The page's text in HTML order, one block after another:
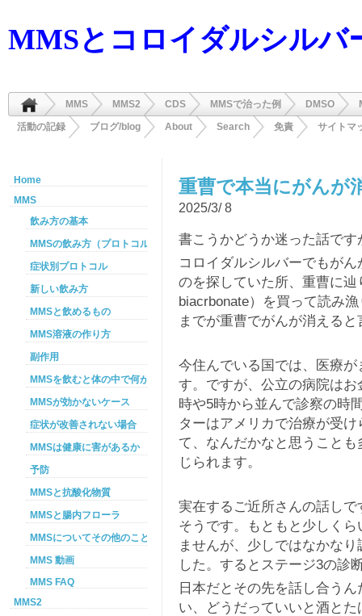
MMSとコロイダルシルバ
MMS MMS2 CDS MMSで治った例 DMSO
活動の記録
ブログ/blog About Search 免責 サイトマ
重曹で本当にがんが
2025/3/ 8
書こうかどうか迷った話で
コロイダルシルバーでもが
のを探していた所、重曹に
biacrbonate）を買って読み
までが重曹でがんが消える
今住んでいる国では、医療
す。ですが、公立の病院は
時や5時から並んで診察の時
ターはアメリカで治療が受
て、なんだかなと思うこと
じられます。
実在するご近所さんの話し
そうです。もともと少しく
ませんが、少しではなかな
した。するとステージ3の診
日本だとその先を話し合う
い、どうだっていいと酒と
Home
MMS
飲み方の基本
MMSの飲み方（プロトコル）
症状別プロトコル
新しい飲み方
MMSと飲めるもの
MMS溶液の作り方
副作用
MMSを飲むと体の中で何が起こるか
MMSが効かないケース
症状が改善されない場合
MMSは健康に害があるか
予防
MMSと抗酸化物質
MMSと腸内フローラ
MMSについてその他のこと
MMS 動画
MMS FAQ
MMS2